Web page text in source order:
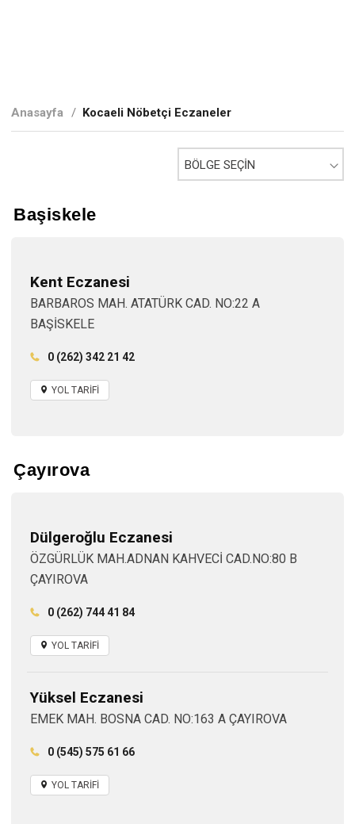
Anasayfa / Kocaeli Nöbetçi Eczaneler
Başiskele
Kent Eczanesi
BARBAROS MAH. ATATÜRK CAD. NO:22 A
BAŞİSKELE
0 (262) 342 21 42
YOL TARİFİ
Çayırova
Dülgeroğlu Eczanesi
ÖZGÜRLÜK MAH.ADNAN KAHVECİ CAD.NO:80 B
ÇAYIROVA
0 (262) 744 41 84
YOL TARİFİ
Yüksel Eczanesi
EMEK MAH. BOSNA CAD. NO:163 A ÇAYIROVA
0 (545) 575 61 66
YOL TARİFİ